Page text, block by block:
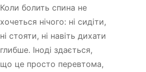
Коли болить спина не
хочеться нічого: ні сидіти,
ні стояти, ні навіть дихати
глибше. Іноді здається,
що це просто перевтома,